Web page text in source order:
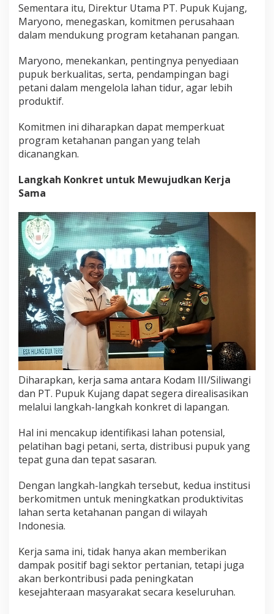
Sementara itu, Direktur Utama PT. Pupuk Kujang,
Maryono, menegaskan, komitmen perusahaan
dalam mendukung program ketahanan pangan.
Maryono, menekankan, pentingnya penyediaan
pupuk berkualitas, serta, pendampingan bagi
petani dalam mengelola lahan tidur, agar lebih
produktif.
Komitmen ini diharapkan dapat memperkuat
program ketahanan pangan yang telah
dicanangkan.
Langkah Konkret untuk Mewujudkan Kerja
Sama
Diharapkan, kerja sama antara Kodam III/Siliwangi
dan PT. Pupuk Kujang dapat segera direalisasikan
melalui langkah-langkah konkret di lapangan.
Hal ini mencakup identifikasi lahan potensial,
pelatihan bagi petani, serta, distribusi pupuk yang
tepat guna dan tepat sasaran.
Dengan langkah-langkah tersebut, kedua institusi
berkomitmen untuk meningkatkan produktivitas
lahan serta ketahanan pangan di wilayah
Indonesia.
Kerja sama ini, tidak hanya akan memberikan
dampak positif bagi sektor pertanian, tetapi juga
akan berkontribusi pada peningkatan
kesejahteraan masyarakat secara keseluruhan.